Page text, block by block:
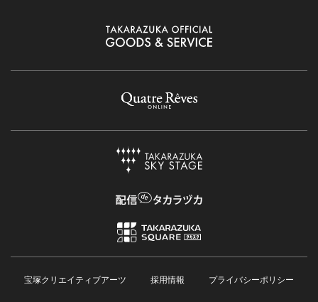
宝塚クリエイティブアーツ 採用情報 プライバシーポリシー